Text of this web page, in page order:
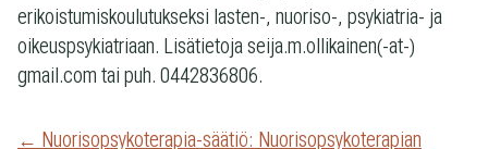
eri­kois­tu­mis­kou­lu­tuk­seksi lasten-, nuoriso-, psykiatria- ja
oikeus­p­sy­kiat­ri­aan. Lisä­tie­toja seija.m.ollikainen(-at-)
gmail.com tai puh. 0442836806.
← Nuorisopsykoterapia-säätiö: Nuorisopsykoterapian